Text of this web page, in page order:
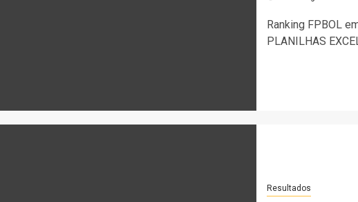
Ranking FPBOL
PLANILHAS
Resultados